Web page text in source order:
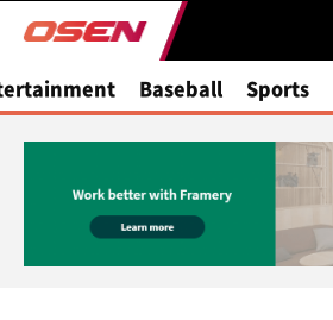
Baseball Sports